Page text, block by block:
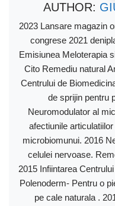
AUTHOR:
2023 Lansare magazin
congrese 2021
Emisiunea Meloterapia
Cito Remediu natural
Centrului de
de sprijin pentru
Neuromodulator al
afectiunile
microbiomunui. 2016
celulei nervoase.
2015 Infiintarea
Polenoderm- Pentru o
pe cale naturala .